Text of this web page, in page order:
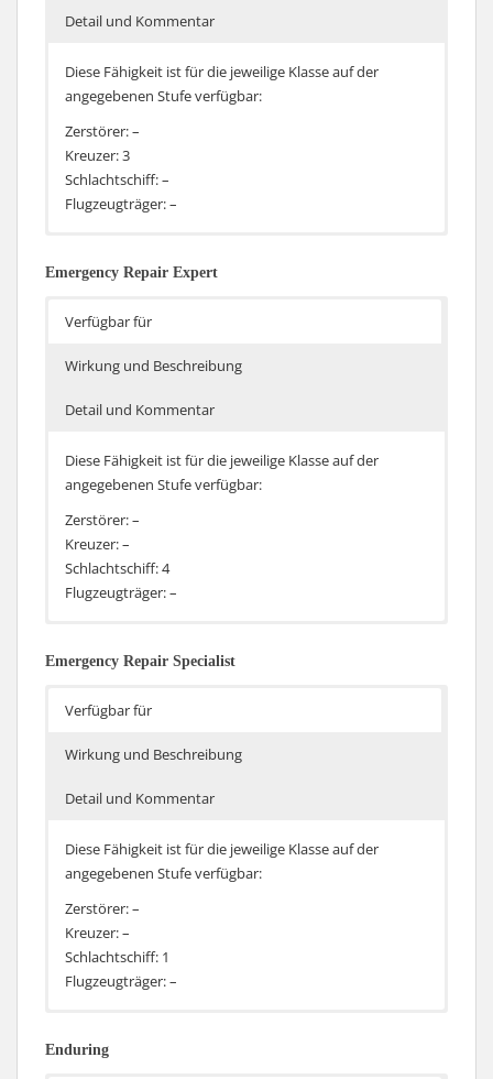
Detail und Kommentar
Diese Fähigkeit ist für die jeweilige Klasse auf der
angegebenen Stufe verfügbar:
Zerstörer: –
Kreuzer: 3
Schlachtschiff: –
Flugzeugträger: –
Granaten um 10% und erhöht die Sichtbarkeit von
Kaliber von unter 150mm sehr interessant (sofern sie
allem die Kreuzer niedrigerer Stufen oder spezielle
Andere Kreuzer mit größerem Kaliber (zum Beispiel die
bekommen einen deutlichen Malus auf die Sichtbarkeit.
Emergency Repair Expert
Verfügbar für
Wirkung und Beschreibung
Detail und Kommentar
Diese Fähigkeit ist für die jeweilige Klasse auf der
angegebenen Stufe verfügbar:
Zerstörer: –
Kreuzer: –
Schlachtschiff: 4
Flugzeugträger: –
und Reparaturmannschaft steigt um 10% und die Zahl
vor erneuten Bränden, Flutungen und Ausfällen und
wieder hergestellt werden. Dazu kommt die zusätzliche
Schlachtschiffen mit begrenzter Anzahl von
Emergency Repair Specialist
Verfügbar für
Wirkung und Beschreibung
Detail und Kommentar
Diese Fähigkeit ist für die jeweilige Klasse auf der
angegebenen Stufe verfügbar:
Zerstörer: –
Kreuzer: –
Schlachtschiff: 1
Flugzeugträger: –
Schadensbegrenzungsteam und Reparaturmannschaft
Reparieren oder Schäden, Brände und Flutungen
Enduring